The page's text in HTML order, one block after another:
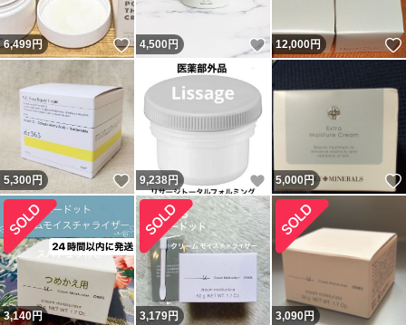
6,499円 いいね！
4,500 円 いいね！
12,000円
5,300円 いいね！
9,238円 いいね！
5,000円
3,140円 3,179円 3,090円